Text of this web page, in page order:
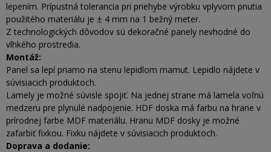
lepením. Prípustná tolerancia pri priehybe výrobku vplyvom pnutia
použitého materiálu je ± 4 mm na 1 bežný meter.
Z technologických dôvodov sú dekoračné panely nevhodné do
vlhkého prostredia.
Montáž:
Panel sa lepí priamo na stenu lepidlom mamut. Lepidlo nájdete v
súvisiacich produktoch.
Lamely je možné súvisle spojiť. Na jednej strane má lamela voľnú
medzeru pre plynulé nadpojenie. HDF doska má farbu na hrane v
prírodnej farbe MDF materiálu. Hranu MDF dosky je možné
zafarbiť fixkou. Fixku nájdete v súvisiacich produktoch.
Doprava a dodanie: